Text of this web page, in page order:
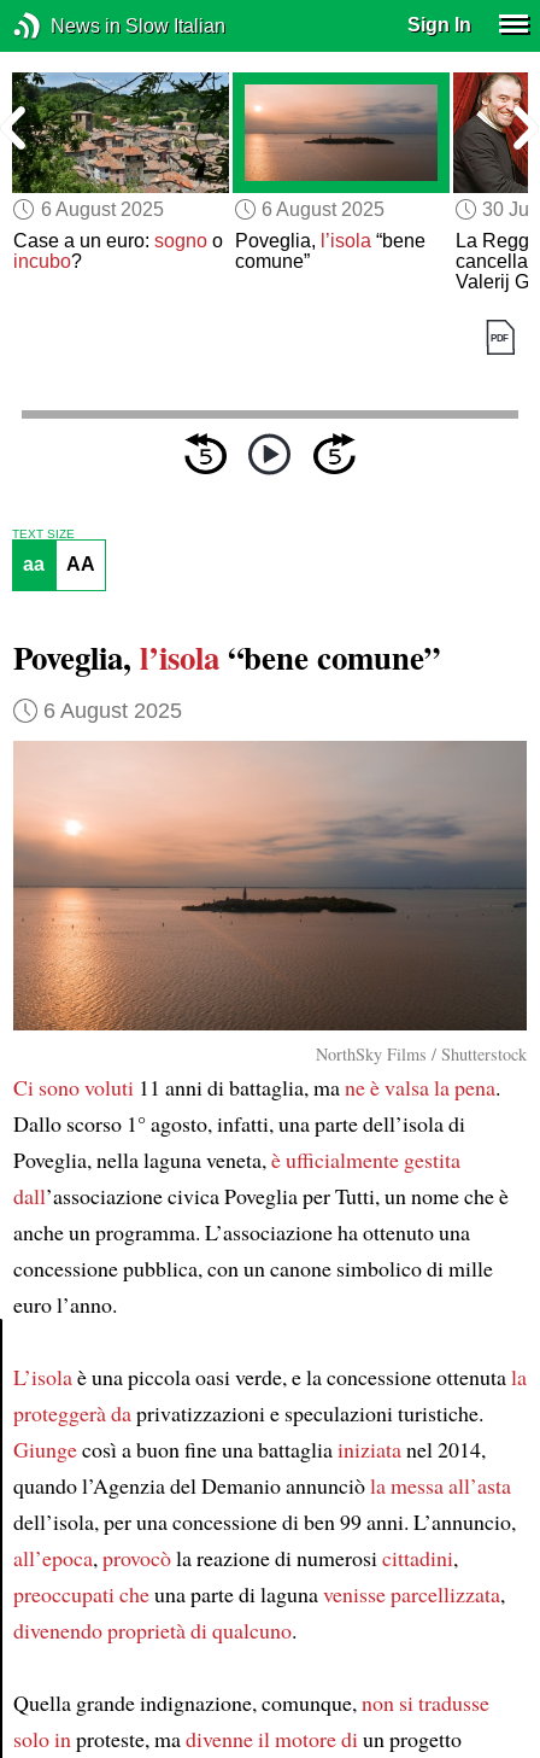
News in Slow Italian Sign In
6 August 2025
Case a un euro:sogno o
incubo?
6 August 2025
Poveglia, l’isola“bene
comune”
30
La
cancella
Valerij
Article
TEXT SIZE
aa AA
Poveglia, l’isola“bene comune”
6 August 2025
NorthSky Films / Shutterstock
Ci sono voluti11 anni di battaglia, mane è valsa la pena.
Dallo scorso 1° agosto, infatti, una parte dell’isola di
Poveglia, nella laguna veneta,è ufficialmente gestita
dall’associazione civica Poveglia per Tutti, un nome che è
anche un programma. L’associazione ha ottenuto una
concessione pubblica, con un canone simbolico di mille
euro l’anno.
L’isolaè una piccola oasi verde, e la concessione ottenutala
proteggerà daprivatizzazioni e speculazioni turistiche.
Giungecosì a buon fine una battagliainiziatanel 2014,
quando l’Agenzia del Demanio annunciòla messa all’asta
dell’isola, per una concessione di ben 99 anni. L’annuncio,
all’epoca,provocòla reazione di numerosicittadini,
preoccupati cheuna parte di lagunavenisse parcellizzata,
divenendo proprietà di qualcuno.
Quella grande indignazione, comunque,non si tradusse
solo inproteste, madivenne il motore diun progetto